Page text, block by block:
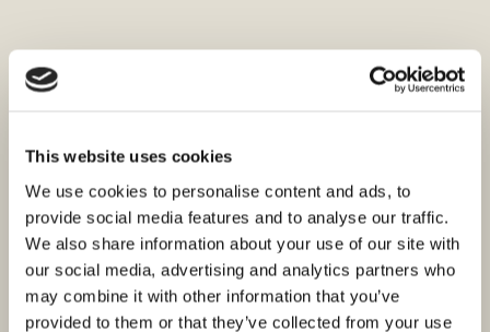
This website uses cookies
We use cookies to personalise content and ads, to
provide social media features and to analyse our traffic.
We also share information about your use of our site with
our social media, advertising and analytics partners who
may combine it with other information that you’ve
provided to them or that they’ve collected from your use